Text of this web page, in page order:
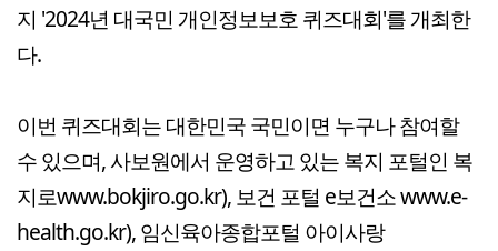
지 '2024년 대국민 개인정보보호 퀴즈대회'를 개최한
다.
이번 퀴즈대회는 대한민국 국민이면 누구나 참여할
수 있으며, 사보원에서 운영하고 있는 복지 포털인 복
지로www.bokjiro.go.kr), 보건 포털 e보건소 www.e-
health.go.kr), 임신육아종합포털 아이사랑